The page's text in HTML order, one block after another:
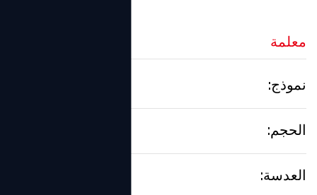
معلمة
نموذج:
الحجم:
العدسة: